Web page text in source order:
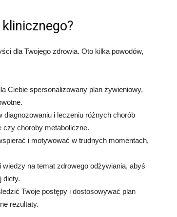
dla Twojego zdrowia. Oto kilka powodów,
Ciebie spersonalizowany plan żywieniowy,
i leczeniu różnych chorób
czy choroby metaboliczne.
i motywować w trudnych momentach,
na temat zdrowego odżywiania, abyś
diety.
Twoje postępy i dostosowywać plan
rezultaty.